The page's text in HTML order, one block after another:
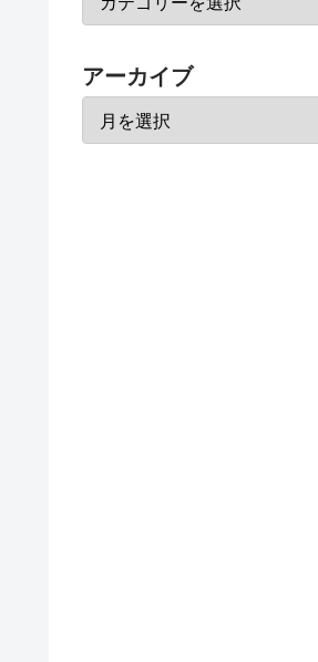
アーカイブ